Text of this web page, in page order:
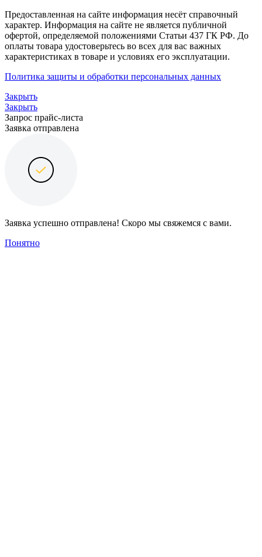
Предоставленная на сайте информация несёт справочный
характер. Информация на сайте не является публичной
офертой, определяемой положениями Статьи 437 ГК РФ. До
оплаты товара удостоверьтесь во всех для вас важных
характеристиках в товаре и условиях его эксплуатации.
Политика защиты и обработки персональных данных
Закрыть
Закрыть
Запрос прайс-листа
Заявка отправлена
Заявка успешно отправлена! Скоро мы свяжемся с вами.
Понятно